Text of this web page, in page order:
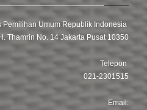
Pemilihan Umum Republik Indonesia
Thamrin No. 14 Jakarta Pusat 10350
Telepon
021-2301515
Email: